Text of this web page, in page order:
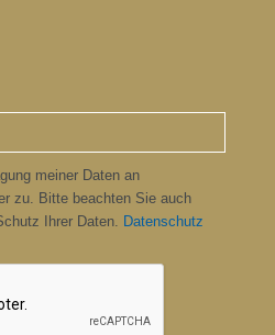
meiner Daten an
zu. Bitte beachten Sie auch
Ihrer Daten. Datenschutz